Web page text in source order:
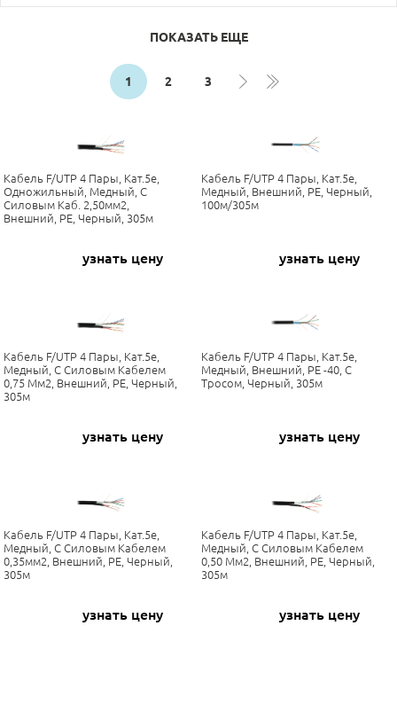
ПОКАЗАТЬ ЕЩЕ
1 2 3
Кабель F/UTP 4 Пары, Кат.5e,
Одножильный, Медный, С
Силовым Каб. 2,50мм2,
Внешний, PE, Черный, 305м
узнать цену
Кабель F/UTP 4 Пары, Кат.5е,
Медный, Внешний, PE, Черный,
100м/305м
узнать цену
Кабель F/UTP 4 Пары, Кат.5е,
Медный, С Силовым Кабелем
0,75 Мм2, Внешний, PE, Черный,
305м
узнать цену
Кабель F/UTP 4 Пары, Кат.5е,
Медный, Внешний, PE -40, С
Тросом, Черный, 305м
узнать цену
Кабель F/UTP 4 Пары, Кат.5е,
Медный, С Силовым Кабелем
0,35мм2, Внешний, PE, Черный,
305м
узнать цену
Кабель F/UTP 4 Пары, Кат.5е,
Медный, С Силовым Кабелем
0,50 Мм2, Внешний, PE, Черный,
305м
узнать цену